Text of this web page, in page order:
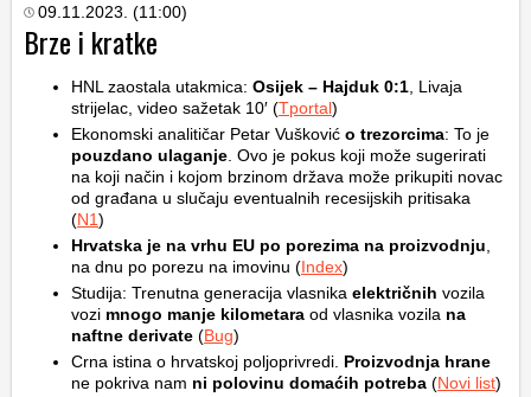
09.11.2023. (11:00)
Brze i kratke
HNL zaostala utakmica: Osijek – Hajduk 0:1 , Livaja
strijelac, video sažetak 10′ (Tportal)
Ekonomski analitičar Petar Vušković o trezorcima: To je
pouzdano ulaganje . Ovo je pokus koji može sugerirati
na koji način i kojom brzinom država može prikupiti novac
od građana u slučaju eventualnih recesijskih pritisaka
(N1)
Hrvatska je na vrhu EU po porezima na proizvodnju
na dnu po porezu na imovinu (Index)
Studija: Trenutna generacija vlasnika električnih vozila
vozi mnogo manje kilometara od vlasnika vozila na
naftne derivate (Bug)
Crna istina o hrvatskoj poljoprivredi. Proizvodnja hrane
ne pokriva nam ni polovinu domaćih potreba (Novi list)